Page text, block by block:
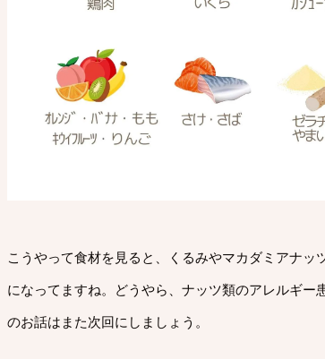
こうやって食材を見ると、くるみやマカダミアナッ
になってますね。どうやら、ナッツ類のアレルギー
のお話はまた次回にしましょう。